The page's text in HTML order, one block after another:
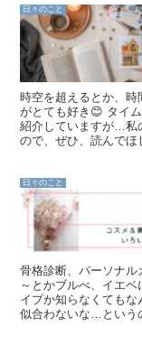
日々のこと
時空を超えるとか、
がとても好き😊 タイ
紹介していますが…私
ので、ぜひ、読んでほ
日々のこと
骨格診断、パーソナ
～とかブルべ、イエ
イプか知らなくても
似合わないな…という